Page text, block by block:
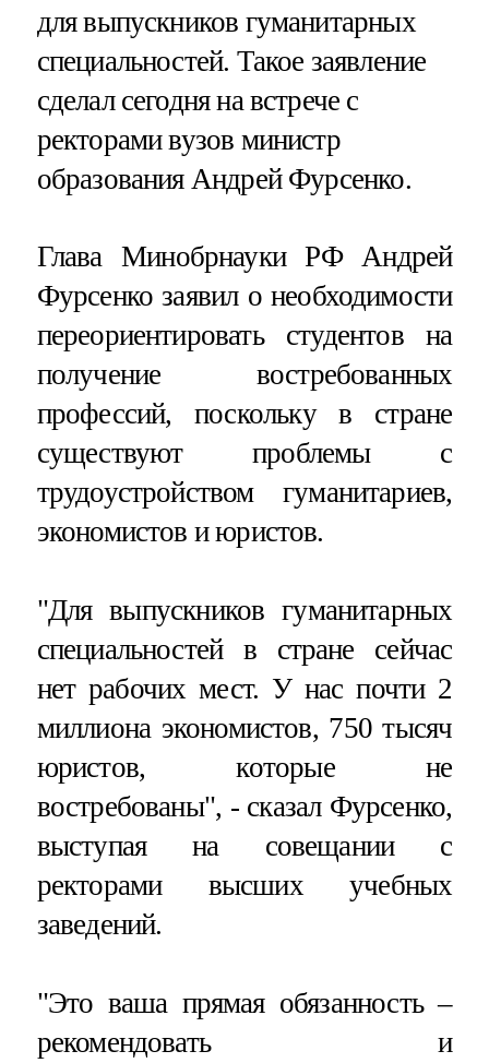
для выпускников гуманитарных
специальностей. Такое заявление
сделал сегодня на встрече с
ректорами вузов министр
образования Андрей Фурсенко.
Глава Минобрнауки РФ Андрей
Фурсенко заявил о необходимости
переориентировать студентов на
получение востребованных
профессий, поскольку в стране
существуют проблемы с
трудоустройством гуманитариев,
экономистов и юристов.
"Для выпускников гуманитарных
специальностей в стране сейчас
нет рабочих мест. У нас почти 2
миллиона экономистов, 750 тысяч
юристов, которые не
востребованы", - сказал Фурсенко,
выступая на совещании с
ректорами высших учебных
заведений.
"Это ваша прямая обязанность –
рекомендовать и